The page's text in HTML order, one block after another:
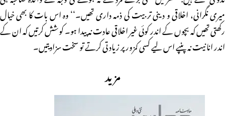
میری نگرانی، اخلاقی و دینی تربیت کی ذمہ داری تھیں۔‘‘ وہ اس بات کا بھی خیال
رکھتی تھیں کہ بچوں کے اندر کوئی غیر اخلاقی عادت نہ پیدا ہو۔ کوشش کرتیں کہ ان کے
اندر انانیت نہ پنپے اس لیے کسی کمزور پر زیادتی کرتے تو سخت سزادیتیں۔
مزید